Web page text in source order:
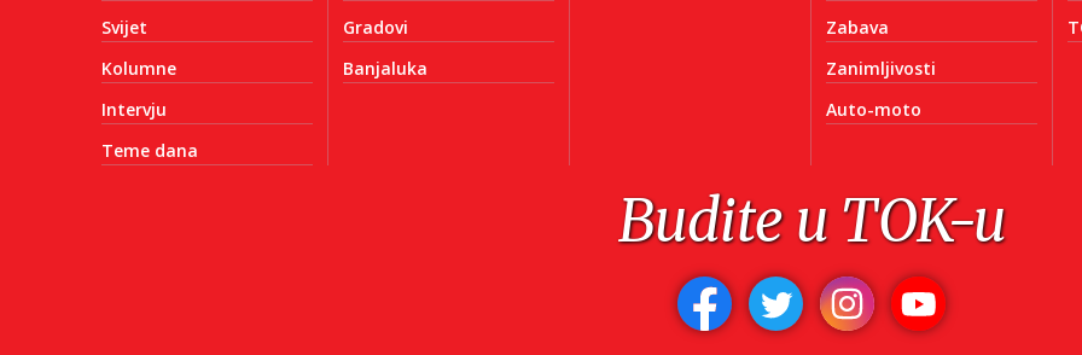
Svijet
Kolumne
Intervju
Teme dana
Gradovi
Banjaluka
Zabava
Zanimljivosti
Auto-moto
Budite u TOK-u